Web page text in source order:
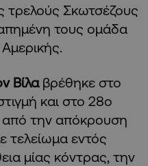
τρελούς Σκωτσέζους
τους ομάδα
Βίλαβρέθηκε στο
και στο 28ο
από την απόκρουση
τελείωμα εντός
μίας κόντρας, την